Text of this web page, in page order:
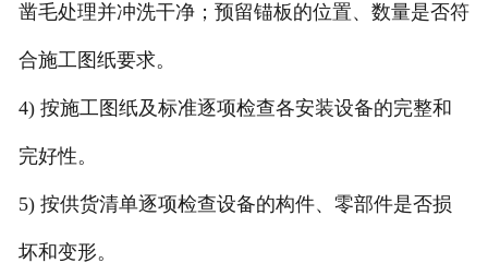
凿毛处理并冲洗干净；预留锚板的位置、数量是否符
合施工图纸要求。
4) 按施工图纸及标准逐项检查各安装设备的完整和
完好性。
5) 按供货清单逐项检查设备的构件、零部件是否损
坏和变形。